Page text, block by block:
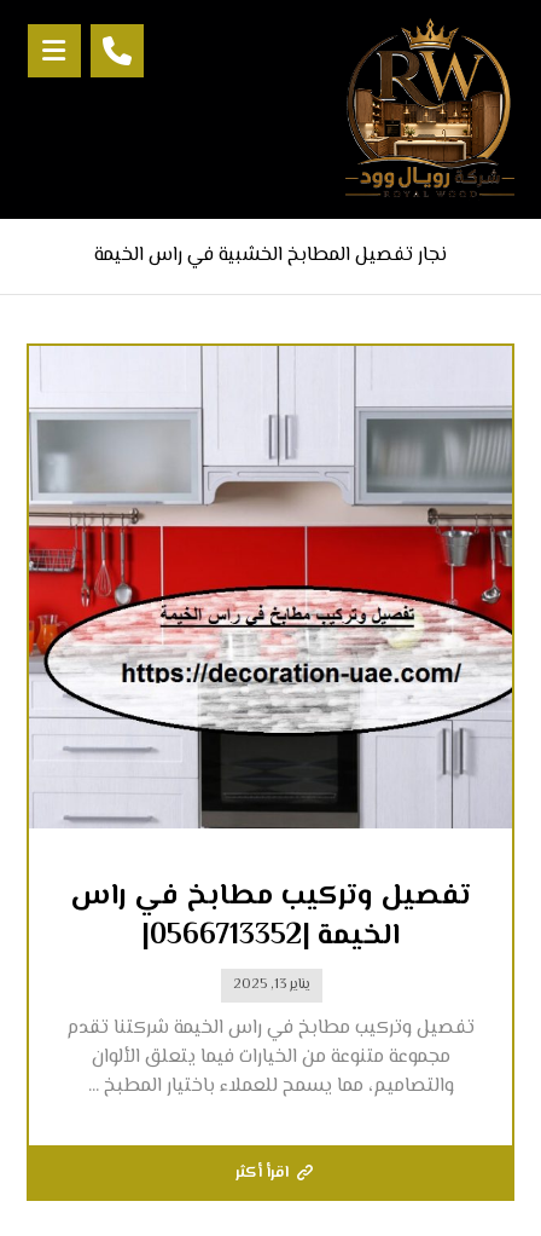
نجار تفصيل المطابخ الخشبية في راس الخيمة
تفصيل وتركيب مطابخ في راس
الخيمة |0566713352|
يناير 13, 2025
تفصيل وتركيب مطابخ في راس الخيمة شركتنا تقدم
مجموعة متنوعة من الخيارات فيما يتعلق الألوان
والتصاميم، مما يسمح للعملاء باختيار المطبخ ...
اقرأ أكثر